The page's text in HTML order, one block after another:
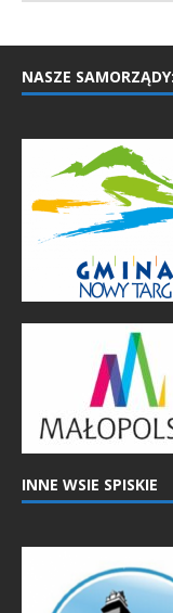
NASZE SAMORZĄDY:
INNE WSIE SPISKIE